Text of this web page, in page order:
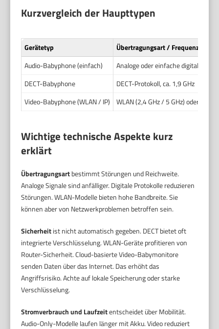
Kurzvergleich der Haupttypen
Gerätetyp
Übertragungsart / Frequenz
Audio-Babyphone (einfach)
Analoge oder einfache digitale RF-
DECT-Babyphone
DECT-Protokoll, ca. 1,9 GHz
Video-Babyphone (WLAN / IP)
WLAN (2,4 GHz / 5 GHz) oder
Wichtige technische Aspekte kurz
erklärt
Übertragungsartbestimmt Störungen und Reichweite.
Analoge Signale sind anfälliger. Digitale Protokolle reduzieren
Störungen. WLAN-Modelle bieten hohe Bandbreite. Sie
können aber von Netzwerkproblemen betroffen sein.
Sicherheitist nicht automatisch gegeben. DECT bietet oft
integrierte Verschlüsselung. WLAN-Geräte profitieren von
Router-Sicherheit. Cloud-basierte Video-Babymonitore
senden Daten über das Internet. Das erhöht das
Angriffsrisiko. Achte auf lokale Speicherung oder starke
Verschlüsselung.
Stromverbrauch und Laufzeitentscheidet über Mobilität.
Audio-Only-Modelle laufen länger mit Akku. Video reduziert